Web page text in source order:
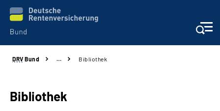
Beratung & Kontakt
Reha-Zentren
DRV Bund … Bibliothek
Bibliothek